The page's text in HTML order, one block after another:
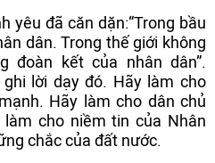
yêu đã căn dặn:“Trong bầu
dân. Trong thế giới không
đoàn kết của nhân dân”.
lời dạy đó. Hãy làm cho
Hãy làm cho dân chủ
cho niềm tin của Nhân
chắc của đất nước.